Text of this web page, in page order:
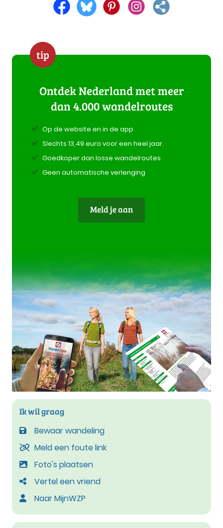
tip
Ontdek Nederland met meer
dan 4.000 wandelroutes
Op de website en in de app
Slechts 13,49 euro voor een heel jaar.
Goedkoper dan losse wandelroutes
Geen automatische verlenging
Meld je aan
Ik wil graag
Bewaar wandeling
Meld een foute link
Foto's plaatsen
Vertel een vriend
Naar MijnWZP